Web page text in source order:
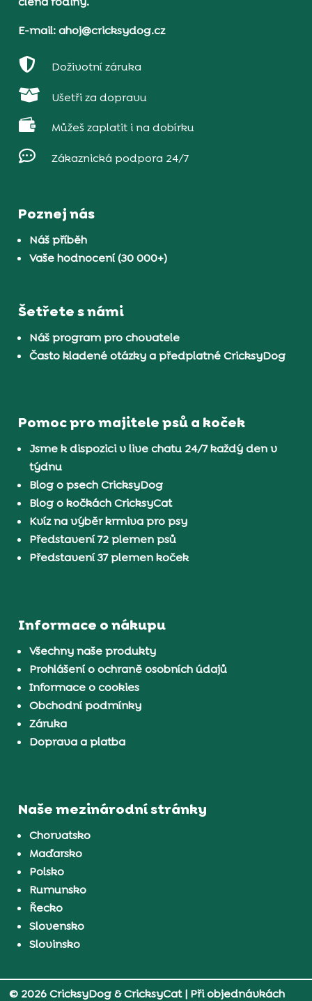
E-mail: ahoj@cricksydog.cz
 Doživotní záruka
 Ušetři za dopravu
 Můžeš zaplatit i na dobírku
 Zákaznická podpora 24/7
Poznej nás
Náš příběh
Vaše hodnocení (30 000+)
Šetřete s námi
Náš program pro chovatele
Často kladené otázky a předplatné CricksyDog
Pomoc pro majitele psů a koček
Jsme k dispozici v live chatu 24/7 každý den v
týdnu
Blog o psech CricksyDog
Blog o kočkách CricksyCat
Kvíz na výběr krmiva pro psy
Představení 72 plemen psů
Představení 37 plemen koček
Informace o nákupu
Všechny naše produkty
Prohlášení o ochraně osobních údajů
Informace o cookies
Obchodní podmínky
Záruka
Doprava a platba
Naše mezinárodní stránky
Chorvatsko
Maďarsko
Polsko
Rumunsko
Řecko
Slovensko
Slovinsko
© 2026 CricksyDog & CricksyCat| Při objednávkách